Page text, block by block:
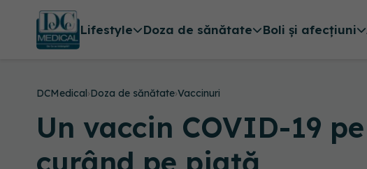
Lifestyle Doza de sănătate Boli și afecțiuni
DCMedical›Doza de sănătate›Vaccinuri
Un vaccin COVID-19
curând pe piață